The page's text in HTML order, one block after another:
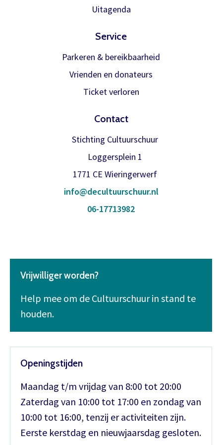
Uitagenda
Service
Parkeren & bereikbaarheid
Vrienden en donateurs
Ticket verloren
Contact
Stichting Cultuurschuur
Loggersplein 1
1771 CE Wieringerwerf
info@decultuurschuur.nl
06-17713982
Vrijwilliger worden?
Help mee om de Cultuurschuur in stand te
houden.
Openingstijden
Maandag t/m vrijdag van 8:00 tot 20:00
Zaterdag van 10:00 tot 17:00 en zondag van
10:00 tot 16:00, tenzij er activiteiten zijn.
Eerste kerstdag en nieuwjaarsdag gesloten.